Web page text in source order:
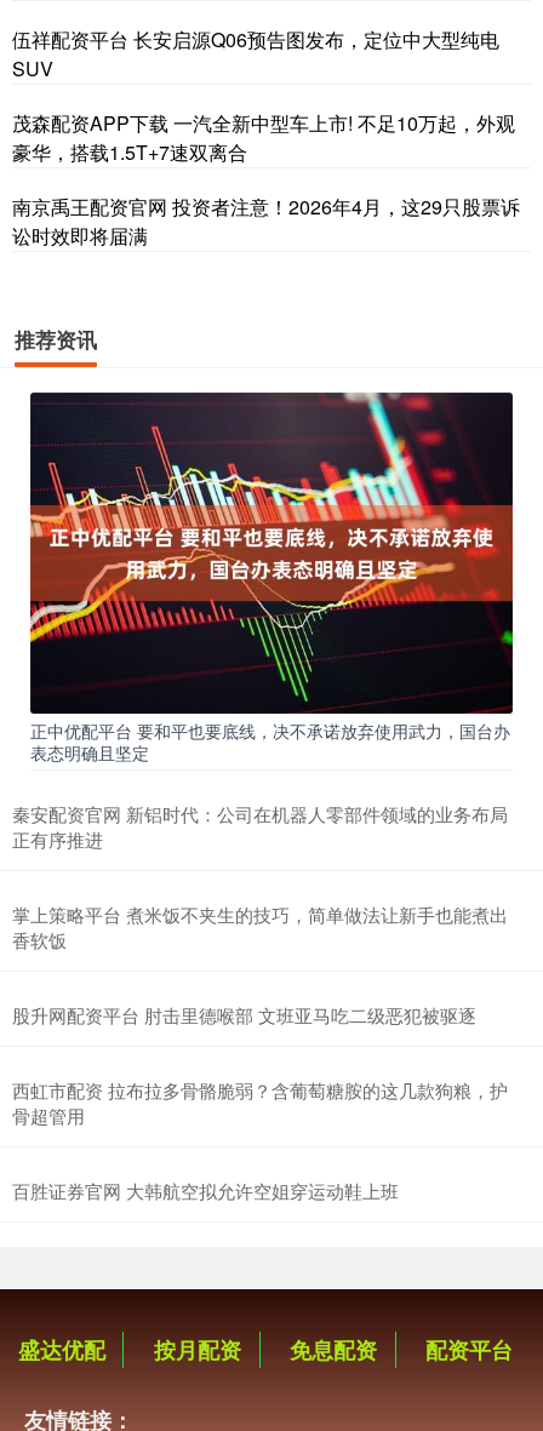
伍祥配资平台 长安启源Q06预告图发布，定位中大型纯电
SUV
茂森配资APP下载 一汽全新中型车上市! 不足10万起，外观
豪华，搭载1.5T+7速双离合
南京禹王配资官网 投资者注意！2026年4月，这29只股票诉
讼时效即将届满
推荐资讯
正中优配平台 要和平也要底线，决不承诺放弃使用武力，国台办
表态明确且坚定
秦安配资官网 新铝时代：公司在机器人零部件领域的业务布局
正有序推进
掌上策略平台 煮米饭不夹生的技巧，简单做法让新手也能煮出
香软饭
股升网配资平台 肘击里德喉部 文班亚马吃二级恶犯被驱逐
西虹市配资 拉布拉多骨骼脆弱？含葡萄糖胺的这几款狗粮，护
骨超管用
百胜证券官网 大韩航空拟允许空姐穿运动鞋上班
盛达优配 按月配资 免息配资 配资平台
友情链接：